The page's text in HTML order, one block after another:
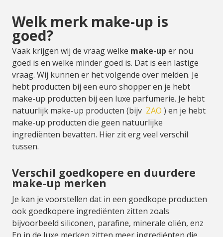
Welk merk make-up is
goed?
Vaak krijgen wij de vraag welke make-up er nou
goed is en welke minder goed is. Dat is een lastige
vraag. Wij kunnen er het volgende over melden. Je
hebt producten bij een euro shopper en je hebt
make-up producten bij een luxe parfumerie. Je hebt
natuurlijk make-up producten (bijv ZAO ) en je hebt
make-up producten die geen natuurlijke
ingrediënten bevatten. Hier zit erg veel verschil
tussen.
Verschil goedkopere en duurdere
make-up merken
Je kan je voorstellen dat in een goedkope producten
ook goedkopere ingrediënten zitten zoals
bijvoorbeeld siliconen, parafine, minerale oliën, enz